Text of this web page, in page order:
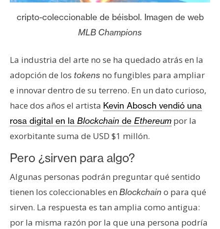
cripto-coleccionable de béisbol. Imagen de web
MLB Champions
La industria del arte no se ha quedado atrás en la
adopción de los tokens no fungibles para ampliar
e innovar dentro de su terreno. En un dato curioso,
hace dos años el artista Kevin Abosch vendió una
rosa digital en la Blockchain de Ethereum por la
exorbitante suma de USD $1 millón.
Pero ¿sirven para algo?
Algunas personas podrán preguntar qué sentido
tienen los coleccionables en Blockchain o para qué
sirven. La respuesta es tan amplia como antigua:
por la misma razón por la que una persona podría